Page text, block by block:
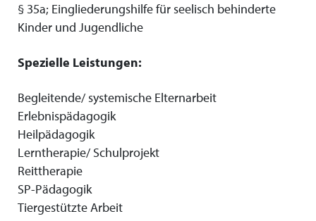
§ 35a; Eingliederungshilfe für seelisch behinderte
Kinder und Jugendliche
Spezielle Leistungen:
Begleitende/ systemische Elternarbeit
Erlebnispädagogik
Heilpädagogik
Lerntherapie/ Schulprojekt
Reittherapie
SP-Pädagogik
Tiergestützte Arbeit